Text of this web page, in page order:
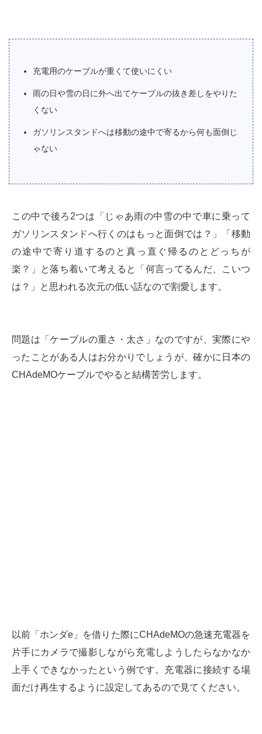
充電用のケーブルが重くて使いにくい
雨の日や雪の日に外へ出てケーブルの抜き差しをやりた
くない
ガソリンスタンドへは移動の途中で寄るから何も面倒じ
ゃない
この中で後ろ2つは「じゃあ雨の中雪の中で車に乗って
ガソリンスタンドへ行くのはもっと面倒では？」「移動
の途中で寄り道するのと真っ直ぐ帰るのとどっちが
楽？」と落ち着いて考えると「何言ってるんだ、こいつ
は？」と思われる次元の低い話なので割愛します。
問題は「ケーブルの重さ・太さ」なのですが、実際にや
ったことがある人はお分かりでしょうが、確かに日本の
CHAdeMOケーブルでやると結構苦労します。
以前「ホンダe」を借りた際にCHAdeMOの急速充電器を
片手にカメラで撮影しながら充電しようしたらなかなか
上手くできなかったという例です。充電器に接続する場
面だけ再生するように設定してあるので見てください。